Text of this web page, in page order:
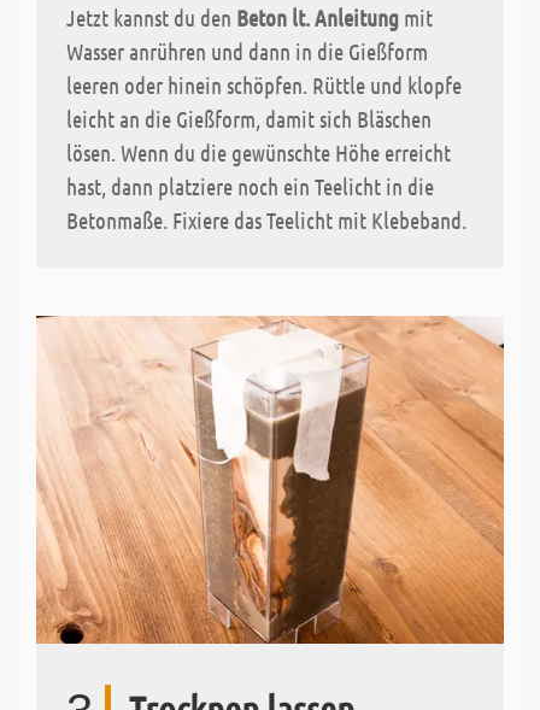
Jetzt kannst du den Beton lt. Anleitung mit
Wasser anrühren und dann in die Gießform
leeren oder hinein schöpfen. Rüttle und klopfe
leicht an die Gießform, damit sich Bläschen
lösen. Wenn du die gewünschte Höhe erreicht
hast, dann platziere noch ein Teelicht in die
Betonmaße. Fixiere das Teelicht mit Klebeband.